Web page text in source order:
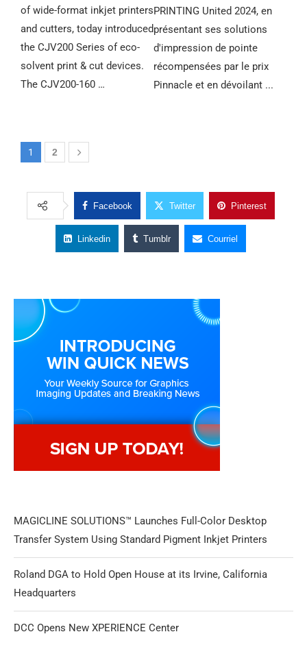
of wide-format inkjet printers
and cutters, today introduced
the CJV200 Series of eco-
solvent print & cut devices.
The CJV200-160 …
PRINTING United 2024, en
présentant ses solutions
d'impression de pointe
récompensées par le prix
Pinnacle et en dévoilant ...
1 2
Facebook Twitter Pinterest
Linkedin Tumblr Courriel
MAGICLINE SOLUTIONS™ Launches Full-Color Desktop
Transfer System Using Standard Pigment Inkjet Printers
Roland DGA to Hold Open House at its Irvine, California
Headquarters
DCC Opens New XPERIENCE Center